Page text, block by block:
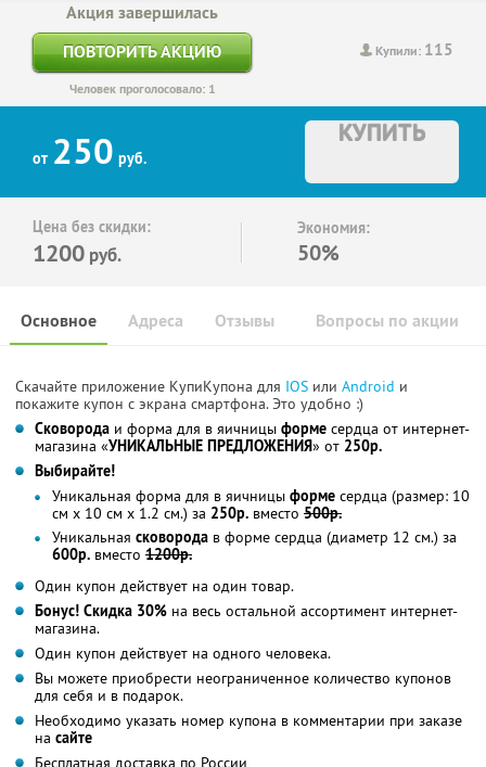
Купили: 115
Акция завершилась
ПОВТОРИТЬ АКЦИЮ
Человек проголосовало: 1
от 250 руб.
КУПИТЬ
Цена без скидки:
1200 руб.
Экономия:
50%
Основное Отзывы Вопросы по акции
Адреса
Скачайте приложение КупиКупона для IOS или Android и
покажите купон с экрана смартфона. Это удобно :)
Сковорода и форма для в яичницы форме сердца от интернет-
магазина «УНИКАЛЬНЫЕ ПРЕДЛОЖЕНИЯ» от 250р.
Выбирайте!
Уникальная форма для в яичницы форме сердца (размер: 10
cм x 10 cм x 1.2 cм.) за 250р. вместо 500р.
Уникальная сковорода в форме сердца (диаметр 12 см.) за
600р. вместо 1200р.
Один купон действует на один товар.
Бонус! Скидка 30% на весь остальной ассортимент интернет-
магазина.
Один купон действует на одного человека.
Вы можете приобрести неограниченное количество купонов
для себя и в подарок.
Необходимо указать номер купона в комментарии при заказе
на сайте
Бесплатная доставка по России